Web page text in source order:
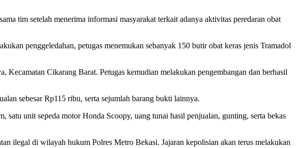
tim setelah menerima informasi masyarakat terkait adanya aktivitas peredaran obat
penggeledahan, petugas menemukan sebanyak 150 butir obat keras jenis Tramadol
Cikarang Barat. Petugas kemudian melakukan pengembangan dan berhasil
sebesar Rp115 ribu, serta sejumlah barang bukti lainnya.
unit sepeda motor Honda Scoopy, uang tunai hasil penjualan, gunting, serta bekas
ilegal di wilayah hukum Polres Metro Bekasi. Jajaran kepolisian akan terus melakukan